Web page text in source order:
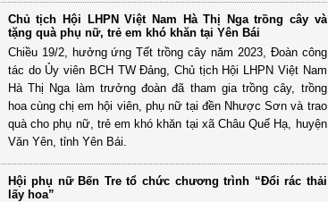
Chủ tịch Hội LHPN Việt Nam Hà Thị Nga trồng cây và
tặng quà phụ nữ, trẻ em khó khăn tại Yên Bái
Chiều 19/2, hưởng ứng Tết trồng cây năm 2023, Đoàn công
tác do Ủy viên BCH TW Đảng, Chủ tịch Hội LHPN Việt Nam
Hà Thị Nga làm trưởng đoàn đã tham gia trồng cây, trồng
hoa cùng chị em hội viên, phụ nữ tại đền Nhược Sơn và trao
quà cho phụ nữ, trẻ em khó khăn tại xã Châu Quế Hạ, huyện
Văn Yên, tỉnh Yên Bái.
Hội phụ nữ Bến Tre tổ chức chương trình “Đổi rác thải
lấy hoa”